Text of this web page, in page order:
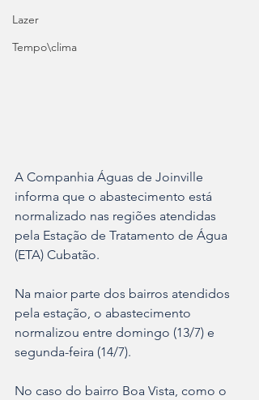
Lazer
Tempo\clima
A Companhia Águas de Joinville
informa que o abastecimento está
normalizado nas regiões atendidas
pela Estação de Tratamento de Água
(ETA) Cubatão.
Na maior parte dos bairros atendidos
pela estação, o abastecimento
normalizou entre domingo (13/7) e
segunda-feira (14/7).
No caso do bairro Boa Vista, como o